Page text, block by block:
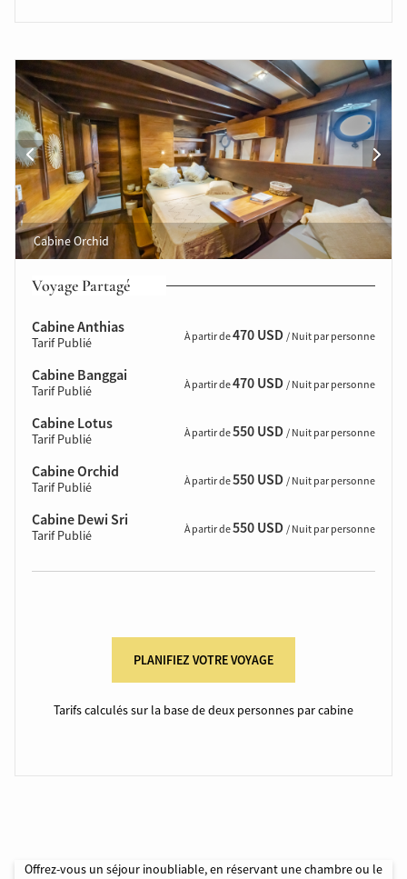
Cabine Orchid
Voyage Partagé
CabineAnthias
Tarif Publié À partir de470 USD / Nuit par personne
Cabine Banggai
Tarif Publié À partir de470 USD / Nuit par personne
Cabine Lotus
Tarif Publié À partir de550 USD / Nuit par personne
Cabine Orchid
Tarif Publié À partir de550 USD / Nuit par personne
Cabine Dewi Sri
Tarif Publié À partir de550 USD / Nuit par personne
PLANIFIEZ VOTRE VOYAGE
Tarifs calculés sur la base de deux personnes par cabine
Offrez-vous un séjour inoubliable, en réservant une chambre ou le